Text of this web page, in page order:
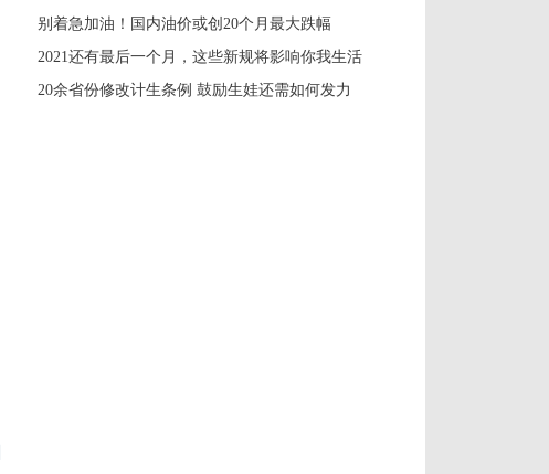
别着急加油！国内油价或创20个月最大跌幅
2021还有最后一个月，这些新规将影响你我生活
20余省份修改计生条例 鼓励生娃还需如何发力